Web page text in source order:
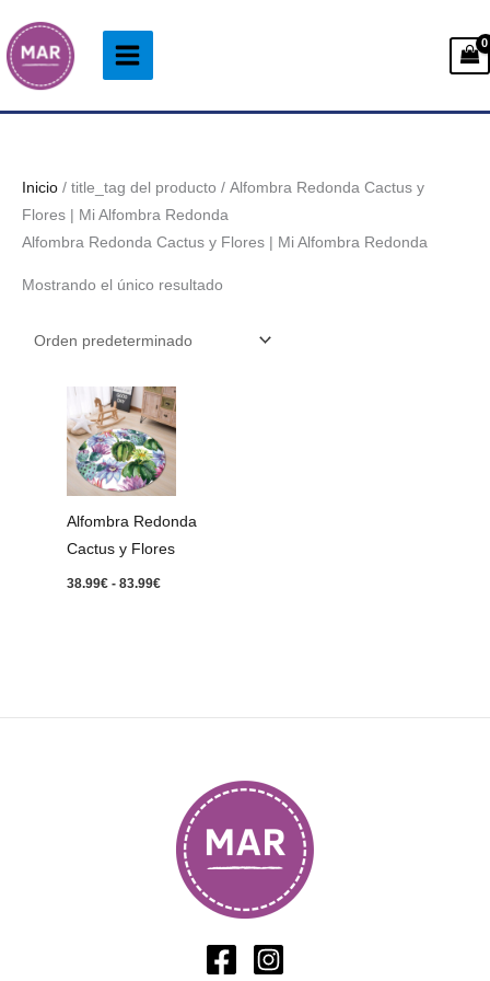
al
contenido
Inicio / title_tag del producto / Alfombra Redonda Cactus y
Flores | Mi Alfombra Redonda
Alfombra Redonda Cactus y Flores | Mi Alfombra Redonda
Mostrando el único resultado
Alfombra Redonda
Cactus y Flores
38.99€ - 83.99€
Rango
de
precios:
desde
38.99€
hasta
83.99€